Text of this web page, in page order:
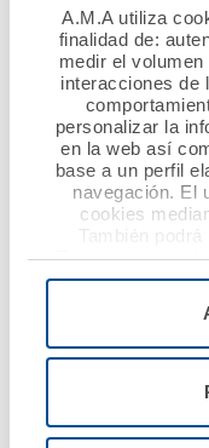
A.M.A utiliza
finalidad de:
medir el
interacciones de
personalizar la
en la web así
base a un perfil
navegación. El
cookies
También podrá
"Rechazar",
menos las
configurarlas
sociedad
Centros médicos
Sociedades
Seguro para